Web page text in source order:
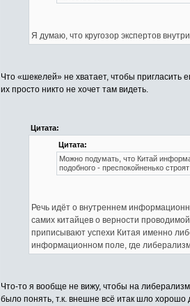
Я думаю, что кругозор экспертов
Что «шекелей» не хватает, чтобы
их просто никто не хочет там видеть.
Цитата:
Цитата:
Можно подумать, что Китай
подобного - преспокойненько
Речь идёт о внутреннем
самих китайцев о верности
приписывают успехи Китая именно
информационном поле, где
Что-то я вообще не вижу, чтобы на
было понять, т.к. внешне всё итак шло